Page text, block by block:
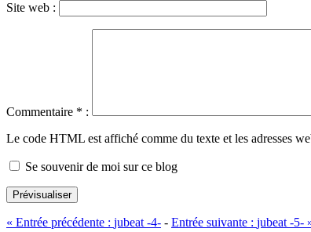
Site web :
Commentaire * :
Le code HTML est affiché comme du texte et les adresses
Se souvenir de moi sur ce blog
Prévisualiser
« Entrée précédente : jubeat -4- - Entrée suivante : jubeat -5-